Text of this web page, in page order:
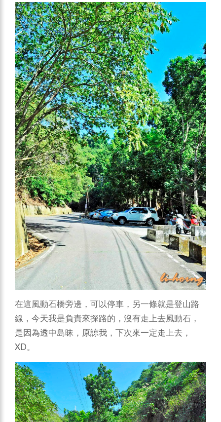
在這風動石橋旁邊，可以停車，另一條就是登山路
線，今天我是負責來探路的，沒有走上去風動石，
是因為透中島昧，原諒我，下次來一定走上去，
XD。